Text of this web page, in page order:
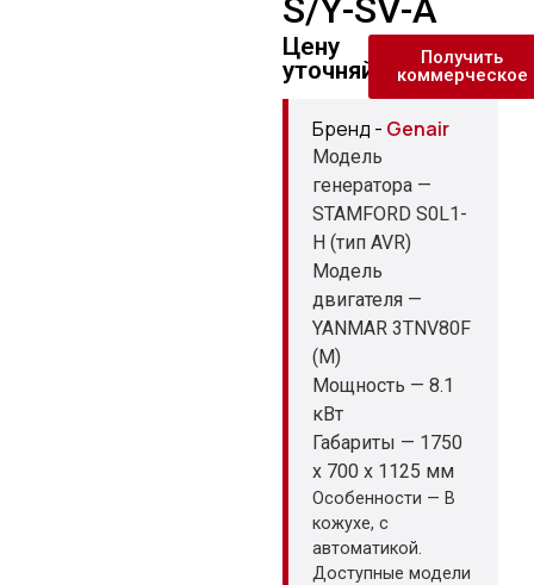
S/Y-SV-A
Цену
уточняйте
Получить
коммерческое
Бренд - Genair
Модель
генератора —
STAMFORD S0L1-
H (тип AVR)
Модель
двигателя —
YANMAR 3TNV80F
(M)
Мощность — 8.1
кВт
Габариты — 1750
x 700 x 1125 мм
Особенности — В
кожухе, с
автоматикой.
Доступные модели